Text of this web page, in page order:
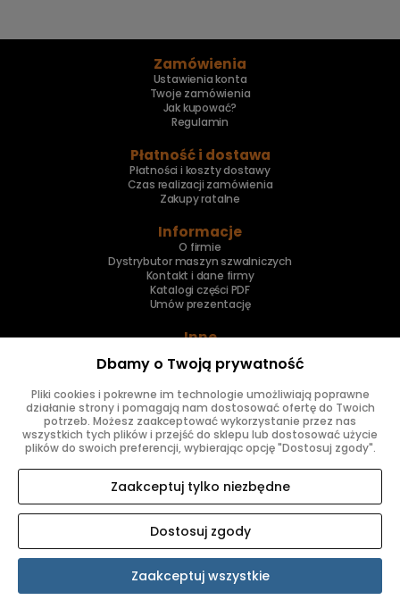
Zamówienia
Ustawienia konta
Twoje zamówienia
Jak kupować?
Regulamin
Płatność i dostawa
Płatności i koszty dostawy
Czas realizacji zamówienia
Zakupy ratalne
Informacje
O firmie
Dystrybutor maszyn szwalniczych
Kontakt i dane firmy
Katalogi części PDF
Umów prezentację
Inne
Naprawa maszyn
Znajdziesz nas
SKLEP INTERNETOWY SHOPER.PL
Dbamy o Twoją prywatność
Pliki cookies i pokrewne im technologie umożliwiają poprawne
działanie strony i pomagają nam dostosować ofertę do Twoich
potrzeb. Możesz zaakceptować wykorzystanie przez nas
wszystkich tych plików i przejść do sklepu lub dostosować użycie
plików do swoich preferencji, wybierając opcję "Dostosuj zgody".
Zaakceptuj tylko niezbędne
Dostosuj zgody
Zaakceptuj wszystkie